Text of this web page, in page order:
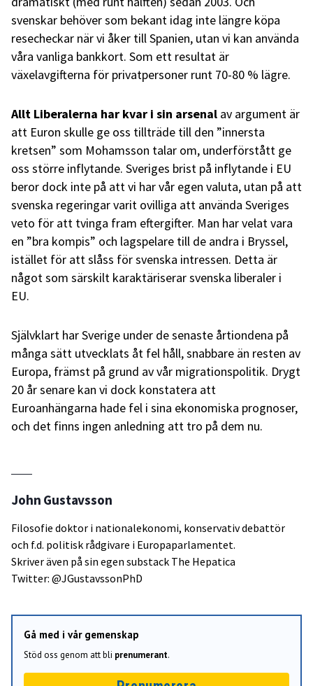
svenskar behöver som bekant idag inte längre köpa
resecheckar när vi åker till Spanien, utan vi kan använda
våra vanliga bankkort. Som ett resultat är
växelavgifterna för privatpersoner runt 70-80 % lägre.
Allt Liberalerna har kvar i sin arsenal av argument är
att Euron skulle ge oss tillträde till den ”innersta
kretsen” som Mohamsson talar om, underförstått ge
oss större inflytande. Sveriges brist på inflytande i EU
beror dock inte på att vi har vår egen valuta, utan på att
svenska regeringar varit ovilliga att använda Sveriges
veto för att tvinga fram eftergifter. Man har velat vara
en ”bra kompis” och lagspelare till de andra i Bryssel,
istället för att slåss för svenska intressen. Detta är
något som särskilt karaktäriserar svenska liberaler i
EU.
Självklart har Sverige under de senaste årtiondena på
många sätt utvecklats åt fel håll, snabbare än resten av
Europa, främst på grund av vår migrationspolitik. Drygt
20 år senare kan vi dock konstatera att
Euroanhängarna hade fel i sina ekonomiska prognoser,
och det finns ingen anledning att tro på dem nu.
John Gustavsson
Filosofie doktor i nationalekonomi, konservativ debattör
och f.d. politisk rådgivare i Europaparlamentet.
Skriver även på sin egen substack The Hepatica
Twitter: @JGustavssonPhD
Gå med i vår gemenskap
Stöd oss genom att bli prenumerant.